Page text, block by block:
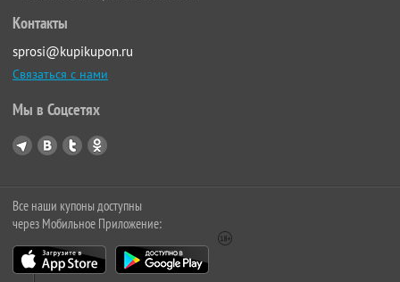
Контакты
sprosi@kupikupon.ru
Связаться с нами
Мы в Соцсетях
Все наши купоны доступны
через Мобильное Приложение: